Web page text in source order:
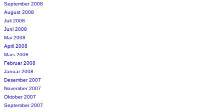
September 2008
August 2008
Juli 2008
Juni 2008
Mai 2008
April 2008
Mars 2008
Februar 2008
Januar 2008
Desember 2007
November 2007
Oktober 2007
September 2007